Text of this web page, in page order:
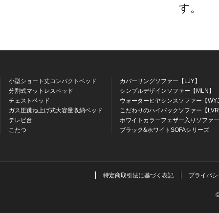
す。
小型ショート丈コンパクトベッド
分割式マットレスベッド
チェストベッド
ガス圧跳ね上げ式大容量収納ベッド
テレビ台
こたつ
カバーリングソファー【LJY】
シンプルデザインソファー【MLN】
ウォーターヒヤシンスソファー【
こだわりのハイバックソファー【
ホワイトカラーフェザー入りソファ
ブラック&ホワイトSOFAシリーズ
特定商取引法に基づく表記 プライバ